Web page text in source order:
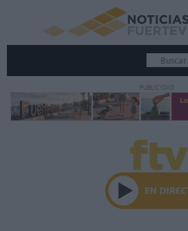
PUBLICIDAD